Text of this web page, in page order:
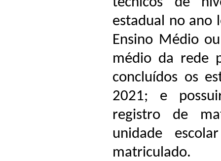
estadual no ano
Ensino Médio
médio da rede
concluídos os
2021; e
registro de
unidade
matriculado.